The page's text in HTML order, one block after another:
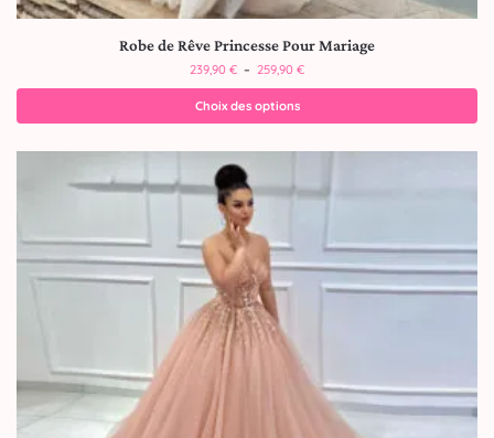
Robe de Rêve Princesse Pour Mariage
239,90 € – 259,90 €
Choix des options